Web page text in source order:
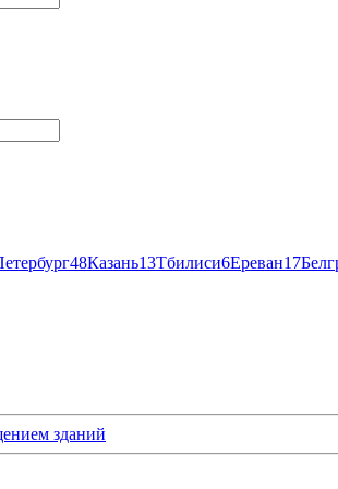
48Казань13Тбилиси6Ереван17
зданий